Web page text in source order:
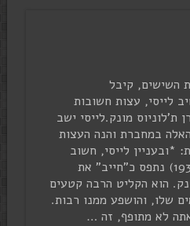
השישים, קיבל
לייסי, עצות חשובות
ת'לוניוס מונק.לייסי ישב
במחברת והנה העצות
*ובעניין לייסי, חשוב
לזכור שלייסי (1934) נתפס כ"חייב" את
הוא הקליט הרבה קטעים
שלו, והושפע ממנו רבות.
לא מתופף, זה …